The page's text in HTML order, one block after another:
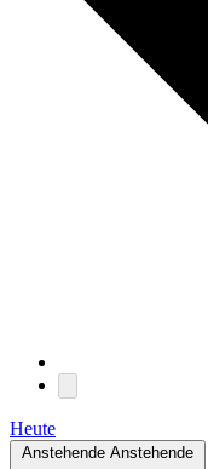
Heute
Anstehende Anstehende